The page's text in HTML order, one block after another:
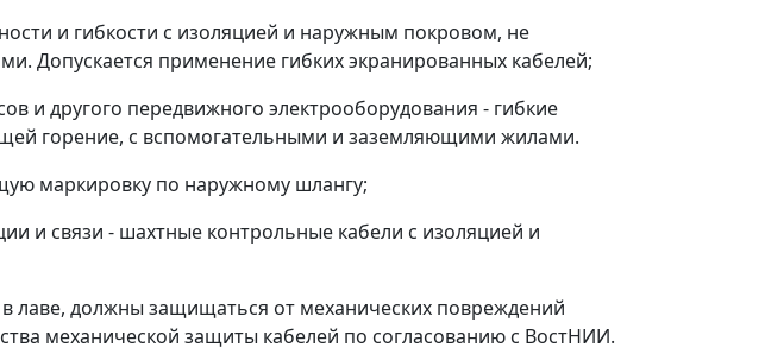
и гибкости с изоляцией и наружным покровом, не
Допускается применение гибких экранированных кабелей;
и другого передвижного электрооборудования - гибкие
горение, с вспомогательными и заземляющими жилами.
маркировку по наружному шлангу;
и связи - шахтные контрольные кабели с изоляцией и
лаве, должны защищаться от механических повреждений
механической защиты кабелей по согласованию с ВостНИИ.